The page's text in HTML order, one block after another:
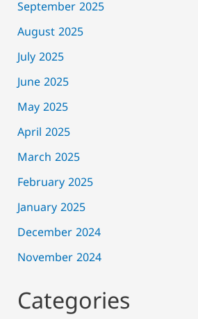
September 2025
August 2025
July 2025
June 2025
May 2025
April 2025
March 2025
February 2025
January 2025
December 2024
November 2024
Categories